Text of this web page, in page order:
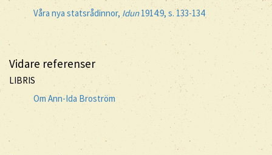
Våra nya statsrådinnor, Idun1914:9, s. 133-134
Vidare referenser
LIBRIS
Om Ann-Ida Broström